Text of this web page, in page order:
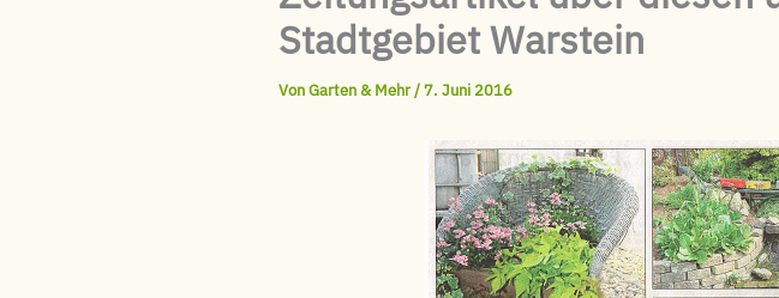
Stadtgebiet Warstein
VonGarten & Mehr/7. Juni 2016